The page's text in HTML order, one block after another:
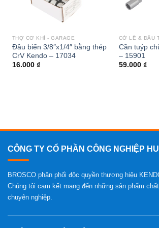
THỢ CƠ KHÍ - GARAGE
Đầu biến 3/8″x1/4″ bằng thép
CrV Kendo – 17034
16.000 ₫
CỜ LÊ & ĐẦU
Cần tuýp
– 15901
59.000 ₫
CÔNG TY CỔ PHẦN CÔNG NGHIỆP
BROSCO phân phối độc quyền thương hiệu
Chúng tôi cam kết mang đến những sản phẩm
chuyên nghiệp.